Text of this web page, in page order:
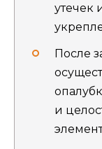
утечек
После
и